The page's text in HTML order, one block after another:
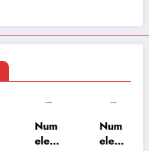
Num
ele
Num
ele